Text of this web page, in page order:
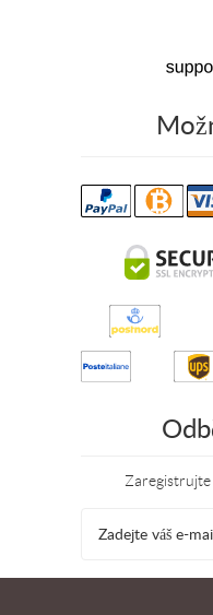
Zaregistrujte